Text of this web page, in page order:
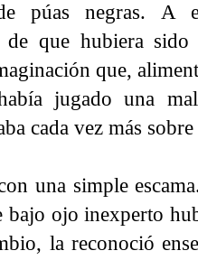
púas negras. A
de que hubiera
que,
jugado una
cada vez más
una simple
bajo ojo inexperto
la reconoció